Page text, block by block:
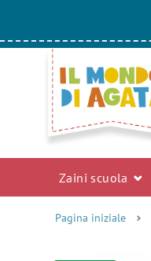
Zaini scuola
Pagina iniziale